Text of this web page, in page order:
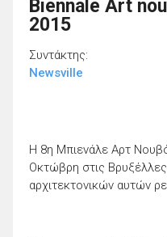
Biennale Art
2015
Συντάκτης:
Newsville
Η 8η Μπιενάλε Αρτ
Οκτώβρη στις
αρχιτεκτονικών αυτών